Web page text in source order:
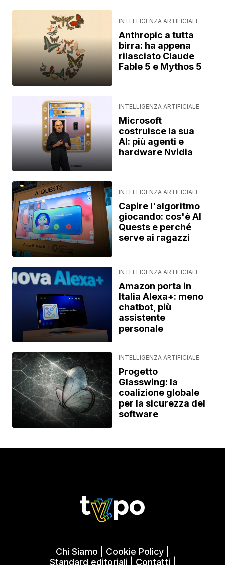
INTELLIGENZA ARTIFICIALE
Anthropic a tutta
birra: ha appena
rilasciato Claude
Fable 5 e Mythos 5
INTELLIGENZA ARTIFICIALE
Microsoft
costruisce la sua
AI: più agenti e
hardware Nvidia
INTELLIGENZA ARTIFICIALE
Capire l'algoritmo
giocando: cos'è AI
Quests e perché
serve ai ragazzi
INTELLIGENZA ARTIFICIALE
Amazon porta in
Italia Alexa+: meno
chatbot, più
assistente
personale
INTELLIGENZA ARTIFICIALE
Progetto
Glasswing: la
coalizione globale
per la sicurezza del
software
Chi Siamo Cookie Policy
Standard editoriali
Contatti